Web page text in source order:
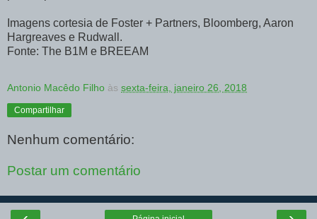
Imagens cortesia de Foster + Partners, Bloomberg, Aaron
Hargreaves e Rudwall.
Fonte: The B1M e BREEAM
Antonio Macêdo Filho às sexta-feira, janeiro 26, 2018
Compartilhar
Nenhum comentário:
Postar um comentário